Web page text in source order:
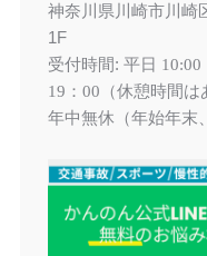
神奈川県川崎市川崎
1F
受付時間: 平日 10:00
19：00 （休憩時間は
年中無休（年始年末